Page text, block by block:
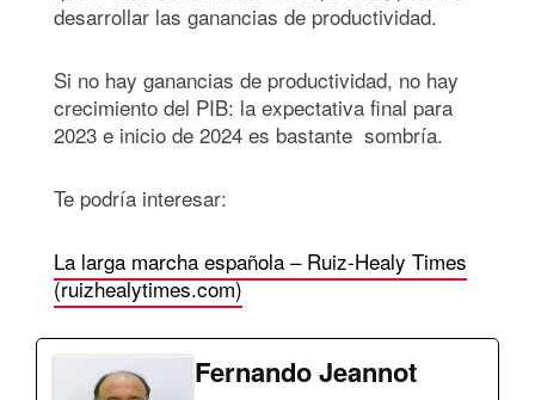
desarrollar las ganancias de productividad.
Si no hay ganancias de productividad, no hay
crecimiento del PIB: la expectativa final para
2023 e inicio de 2024 es bastante sombría.
Te podría interesar:
La larga marcha española – Ruiz-Healy Times
(ruizhealytimes.com)
Fernando Jeannot